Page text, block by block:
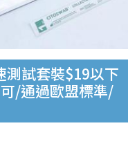
測試套裝$19以下
/通過歐盟標準/